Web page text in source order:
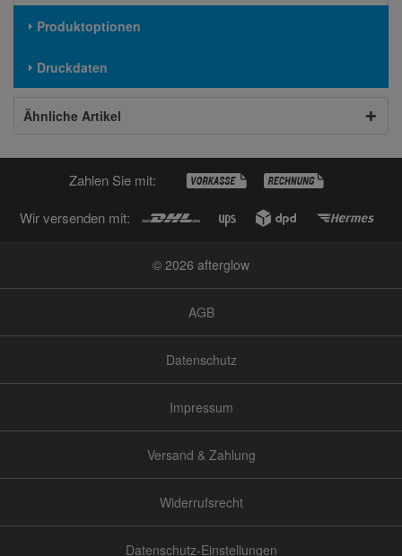
Produktoptionen
Druckdaten
Ähnliche Artikel
Zahlen Sie mit:
Wir versenden mit:
© 2026 afterglow
AGB
Datenschutz
Impressum
Versand & Zahlung
Widerrufsrecht
Datenschutz-Einstellungen